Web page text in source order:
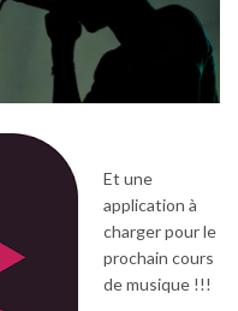
Et une
application à
charger pour le
prochain cours
de musique !!!